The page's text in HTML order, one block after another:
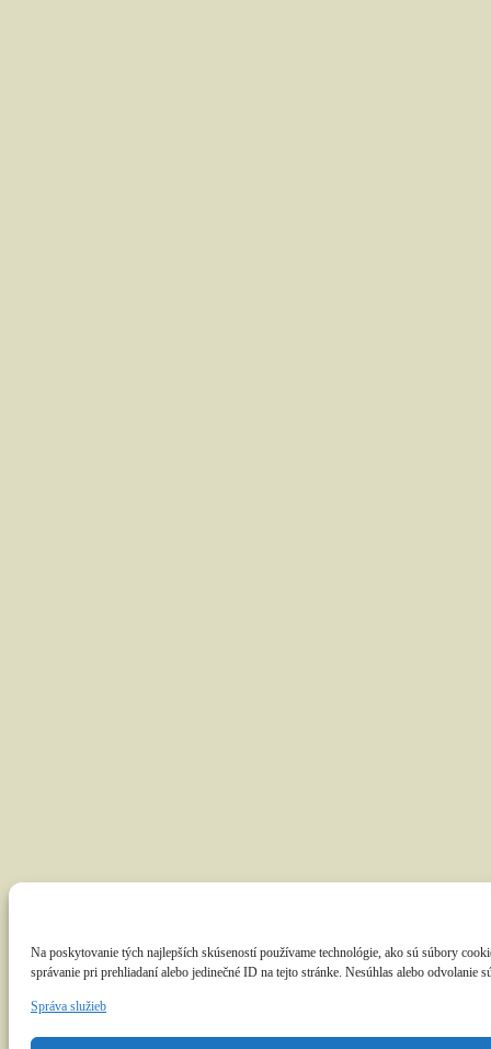
Na poskytovanie tých najlepších skúseností používame technológie, ako sú súbory
správanie pri prehliadaní alebo jedinečné ID na tejto stránke. Nesúhlas alebo
Správa služieb